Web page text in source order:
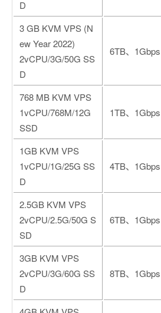
D
3 GB KVM VPS (N
ew Year 2022)
2vCPU/3G/50G SS
D
6TB、1Gbps
768 MB KVM VPS
1vCPU/768M/12G
SSD
1TB、1Gbps
1GB KVM VPS
1vCPU/1G/25G SS
D
4TB、1Gbps
2.5GB KVM VPS
2vCPU/2.5G/50G S
SD
6TB、1Gbps
3GB KVM VPS
2vCPU/3G/60G SS
D
8TB、1Gbps